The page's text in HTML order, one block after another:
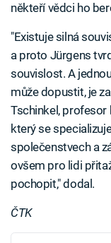
někteří vědci ho
"Existuje silná
a proto Jürgens
souvislost. A
může dopustit, je
Tschinkel, profesor
který se
společenstvech a
ovšem pro lidi
pochopit," dodal.
ČTK